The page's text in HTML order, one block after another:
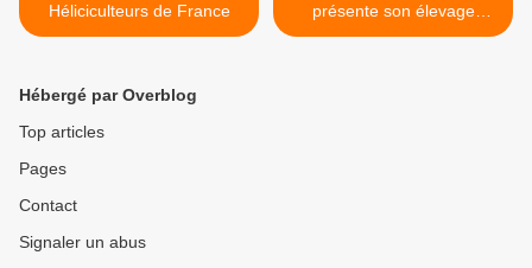
Héliciculteurs de France
présente son élevage
d'escargots bio >
Hébergé par Overblog
Top articles
Pages
Contact
Signaler un abus